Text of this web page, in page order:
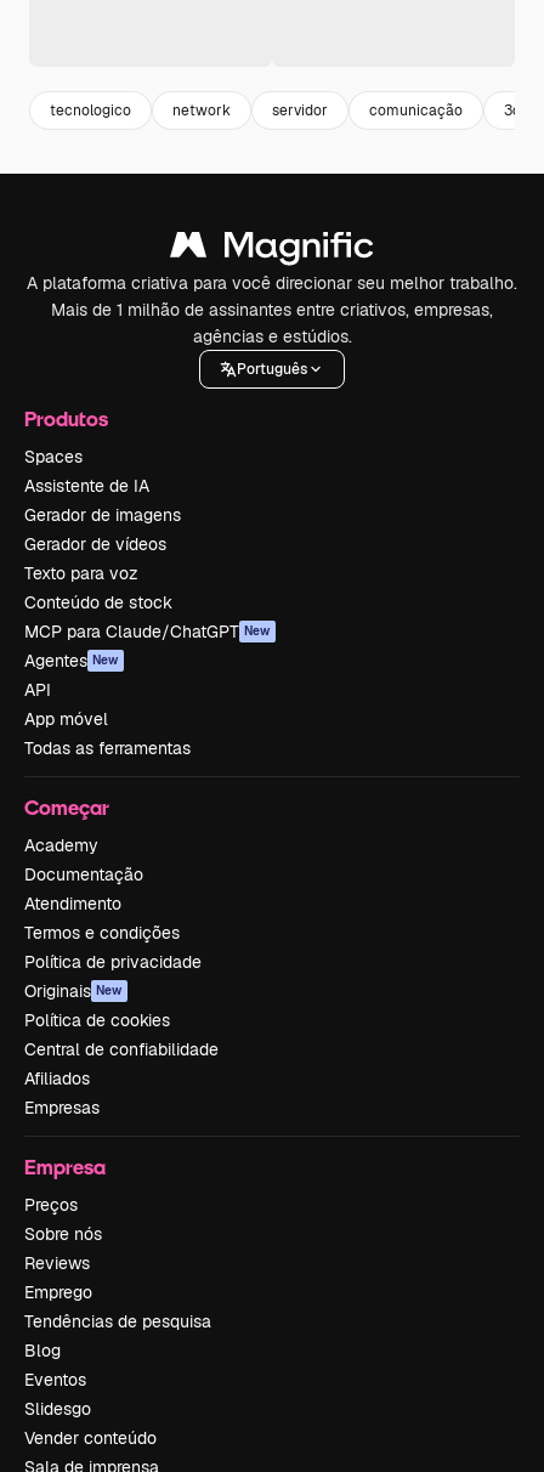
tecnologico network servidor comunicação 3d
A plataforma criativa para você direcionar seu melhor trabalho.
Mais de 1 milhão de assinantes entre criativos, empresas,
agências e estúdios.
Português
Produtos
Spaces
Assistente de IA
Gerador de imagens
Gerador de vídeos
Texto para voz
Conteúdo de stock
MCP para Claude/ChatGPT New
Agentes New
API
App móvel
Todas as ferramentas
Começar
Academy
Documentação
Atendimento
Termos e condições
Política de privacidade
Originais New
Política de cookies
Central de confiabilidade
Afiliados
Empresas
Empresa
Preços
Sobre nós
Reviews
Emprego
Tendências de pesquisa
Blog
Eventos
Slidesgo
Vender conteúdo
Sala de imprensa